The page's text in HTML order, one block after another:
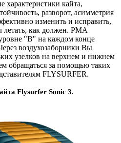
характеристики кайта,
разворот, асимметрия
изменить и исправить,
как должен. PMA
"B" на каждом конце
воздухозаборники Вы
узелков на верхнем и нижнем
обращаться за помощью таких
FLYSURFER.
Flysurfer Sonic 3.